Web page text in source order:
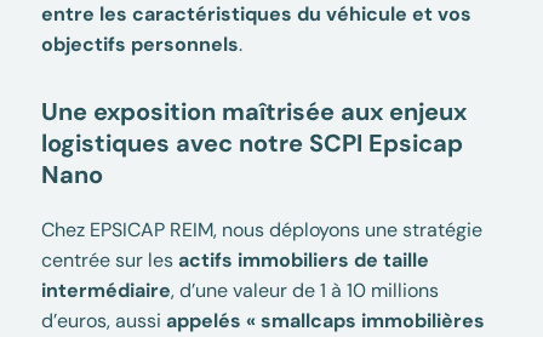
entre les caractéristiques du véhicule et vos
objectifs personnels.
Une exposition maîtrisée aux enjeux
logistiques avec notre SCPI Epsicap
Nano
Chez EPSICAP REIM, nous déployons une stratégie
centrée sur lesactifs immobiliers de taille
intermédiaire, d’une valeur de 1 à 10 millions
d’euros, aussi appelés « smallcaps immobilières